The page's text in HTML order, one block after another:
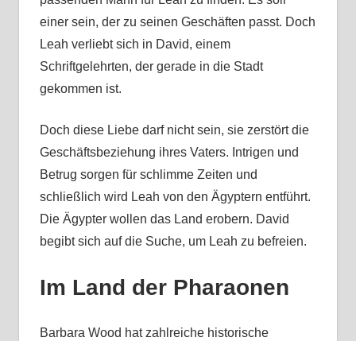
einer sein, der zu seinen Geschäften passt. Doch
Leah verliebt sich in David, einem
Schriftgelehrten, der gerade in die Stadt
gekommen ist.
Doch diese Liebe darf nicht sein, sie zerstört die
Geschäftsbeziehung ihres Vaters. Intrigen und
Betrug sorgen für schlimme Zeiten und
schließlich wird Leah von den Ägyptern entführt.
Die Ägypter wollen das Land erobern. David
begibt sich auf die Suche, um Leah zu befreien.
Im Land der Pharaonen
Barbara Wood hat zahlreiche historische